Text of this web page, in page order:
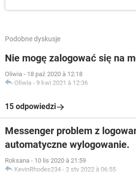
Podobne dyskusje
Nie mogę zalogować się na
Oliwia - 18 paź 2020 à 12:18
Oliwia - 9 kwi 2021 à 12:36
15 odpowiedzi
Messenger problem z
automatyczne wylogowanie.
Roksana - 10 lis 2020 à 21:59
KevinRhodes234 - 2 sty 2022 à 06:55